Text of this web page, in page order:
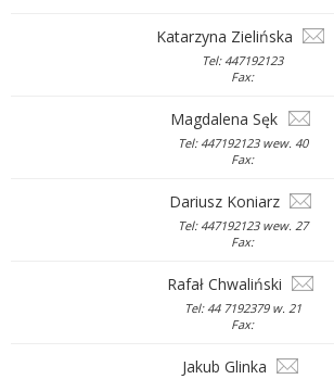
Katarzyna Zielińska
Tel: 447192123
Fax:
Magdalena Sęk
Tel: 447192123 wew. 40
Fax:
Dariusz Koniarz
Tel: 447192123 wew. 27
Fax:
Rafał Chwaliński
Tel: 44 7192379 w. 21
Fax:
Jakub Glinka